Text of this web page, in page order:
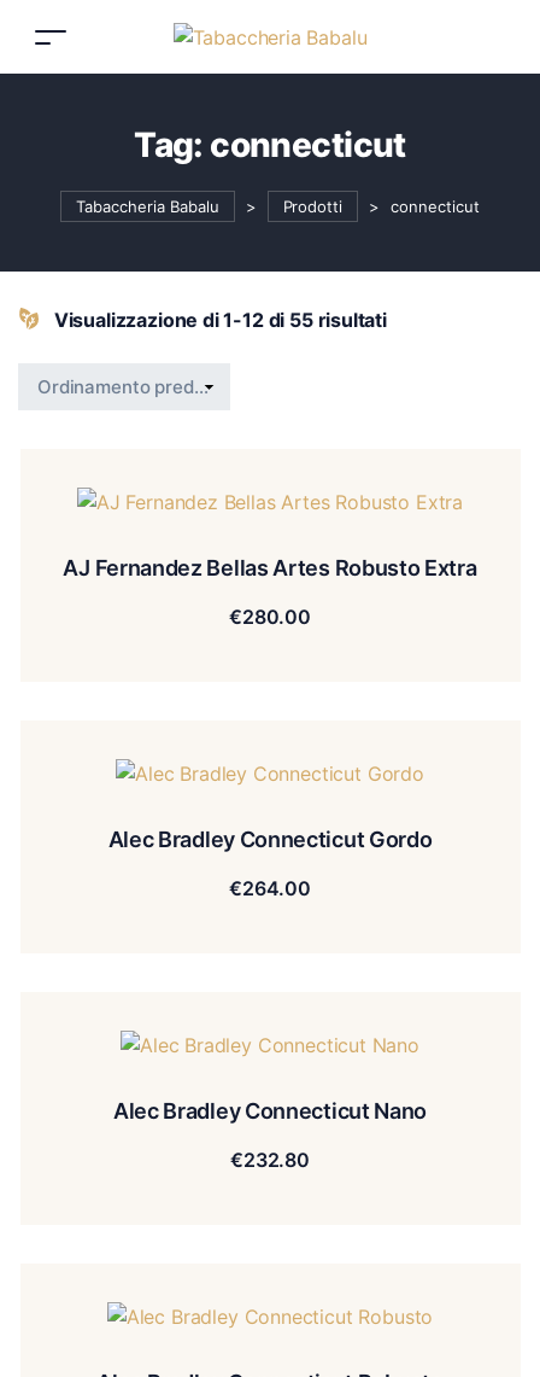
Tag: connecticut
Tabaccheria Babalu > Prodotti > connecticut
Visualizzazione di 1-12 di 55 risultati
AJ Fernandez Bellas Artes Robusto Extra
€280.00
Alec Bradley Connecticut Gordo
€264.00
Alec Bradley Connecticut Nano
€232.80